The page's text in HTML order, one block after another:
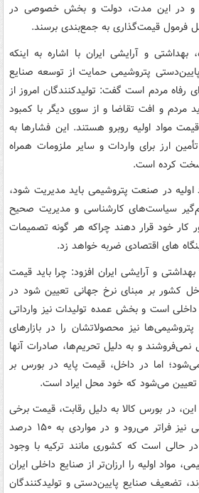
و در این مدت، دولت و بخش خصوصی در
فرمول قیمت‌گذاری به جمع‌بندی برسند.
بهداشتی و آرایشی ایران با اشاره به اینکه
پتروشیمی حمایت از توسعه صنایع
رفاه مردم است گفت: تولیدکنندگان امروز از
و افت تقاضا و از سوی دیگر با کمبود
مواد اولیه روبرو هستند. این فشارها به
ارز برای واردات و سایر ملزومات همراه
سخت کرده است.
اولیه در صنعت پتروشیمی باید مدیریت شود،
سیاست‌های کارشناسی و مدیریت صحیح
کار خود قرار دهند چراکه هر گونه تصمیمات
های اقتصادی ضربه خواهد زد.
و آرایشی ایران افزود: چرا باید قیمت
کشور بر مبنای نرخ جهانی تعیین شود در
است و بخش عمده تولیدات نیز وارداتی
نیز محصولاتشان را در بازارهای
و به دلیل تحریم‌ها، صادرات آنها
می‌شود؛ اما در داخل، قیمت پایه در بورس بر
در بورس کالا به دلیل رقابت، قیمت برخی
مواد اولیه حتی از نرخ جهانی نیز فراتر می‌رود و در مواردی به ۱۵۰ درصد
حالی است که کشوری مانند ترکیه با وجود
مواد اولیه را ارزان‌تر از صنایع داخلی ایران
تضعیف صنایع پایین‌دستی و تولیدکنندگان